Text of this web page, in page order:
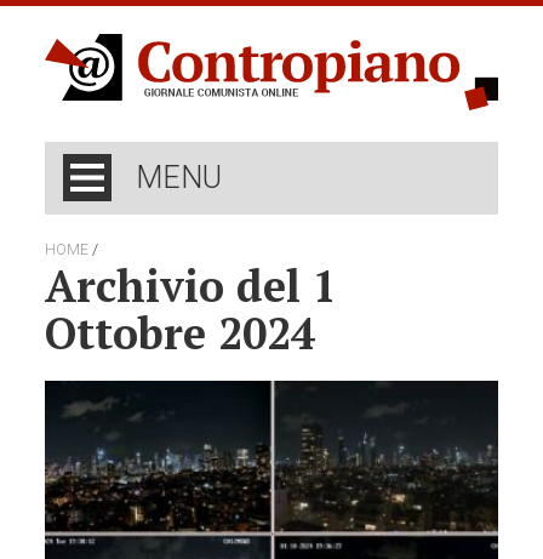
MENU
HOME /
Archivio del 1
Ottobre 2024